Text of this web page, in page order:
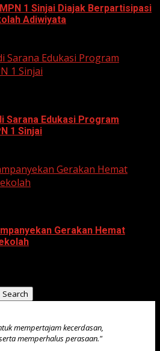
1 Sinjai Diajak Berpartisipasi
Adiwiyata
Sarana Edukasi Program
1 Sinjai
Sarana Edukasi Program
1 Sinjai
Gerakan Hemat
Gerakan Hemat
Search
mempertajam kecerdasan,
memperhalus perasaan."